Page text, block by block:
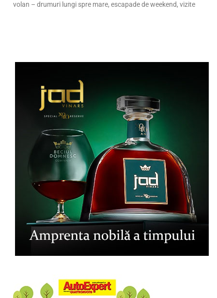
volan – drumuri lungi spre mare, escapade de weekend, vizite